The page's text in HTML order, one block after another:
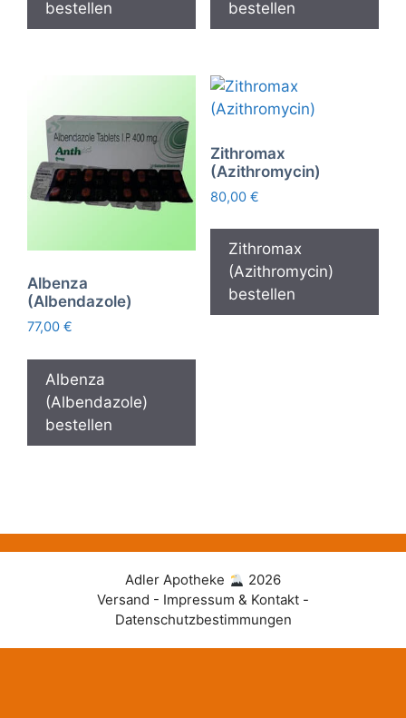
bestellen
bestellen
Albenza
(Albendazole)
77,00 €
Albenza
(Albendazole)
bestellen
Zithromax
(Azithromycin)
80,00 €
Zithromax
(Azithromycin)
bestellen
Adler Apotheke
2026
Versand - Impressum & Kontakt -
Datenschutzbestimmungen